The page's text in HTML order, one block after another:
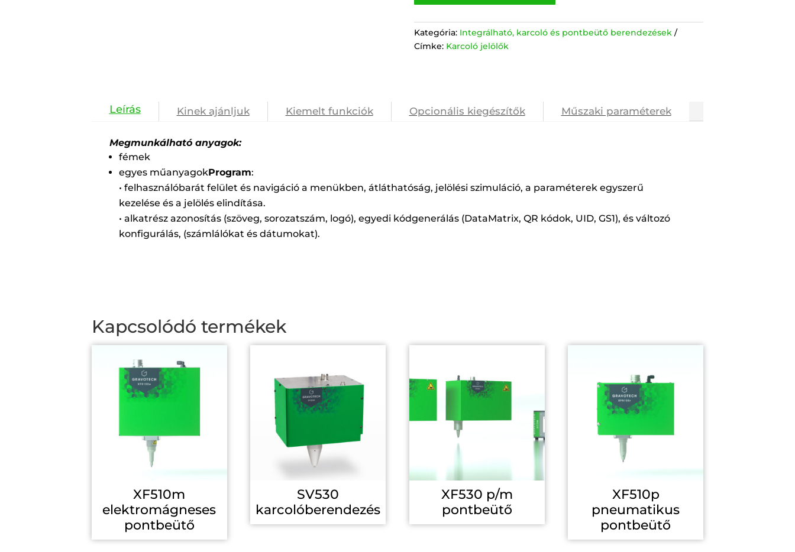
Kategória: Integrálható, karcoló és pontbeütő berendezések
Címke: Karcoló jelölők
Kinek ajánljuk Kiemelt funkciók Opcionális kiegészítők Műszaki paraméterek
Megmunkálható anyagok:
fémek
egyes műanyagokProgram:
• felhasználóbarát felület és navigáció a menükben, átláthatóság, jelölési szimuláció, a paraméterek egyszerű
kezelése és a jelölés elindítása.
• alkatrész azonosítás (szöveg, sorozatszám, logó), egyedi kódgenerálás (DataMatrix, QR kódok, UID, GS1), és változó
konfigurálás, (számlálókat és dátumokat).
Kapcsolódó termékek
XF510m
elektromágneses
pontbeütő
SV530
karcolóberendezés
XF530 p/m
pontbeütő
XF510p
pneumatikus
pontbeütő